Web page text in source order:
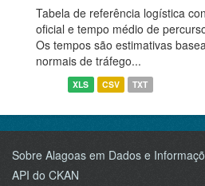
Tabela de referência logística
oficial e tempo médio de
Os tempos são estimativas
normais de tráfego...
XLS CSV TXT
Sobre Alagoas em Dados e
API do CKAN